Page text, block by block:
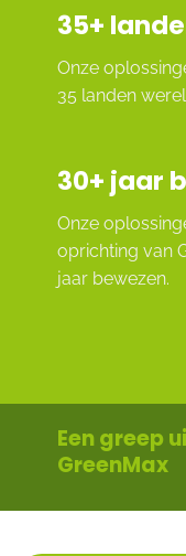
35+
Onze
35 landen
30+ jaar
Onze
oprichting van
jaar bewezen.
Een greep
GreenMax